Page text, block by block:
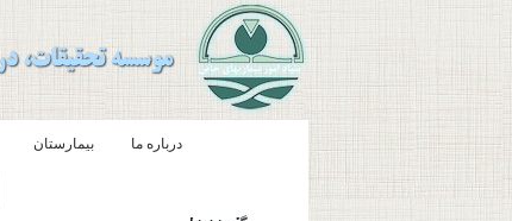
درباره ما بیمارستان